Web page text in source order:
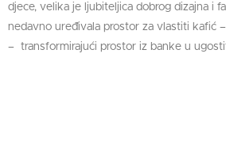
djece, velika je ljubiteljica dobrog dizajna i
nedavno uređivala prostor za vlastiti kafić
– transformirajući prostor iz banke u